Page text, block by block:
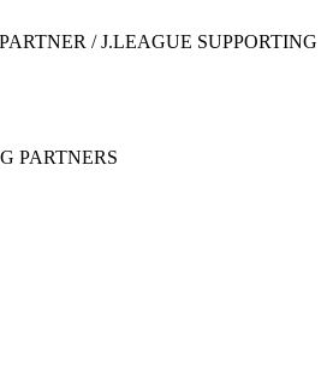
/ J.LEAGUE SUPPORTING
PARTNERS